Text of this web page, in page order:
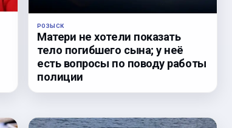
РОЗЫСК
Матери не хотели показать
тело погибшего сына; у неё
есть вопросы по поводу работы
полиции